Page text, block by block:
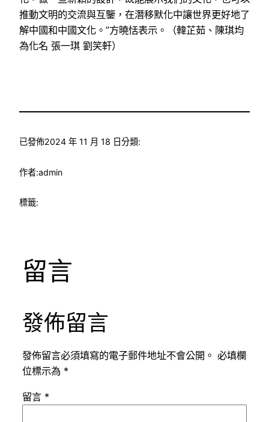
推動文明的交流與互鑒，在潛移默化中讓世界更好地了
解中國和中國文化。”方曉恬表示。（韓芷茹、陳琪均
為化名 張一琪 劉笑軒）
已發佈2024 年 11 月 18 日分類:
作者:admin
標籤:
留言
發佈留言
發佈留言必須填寫的電子郵件地址不會公開。 必填欄
位標示為 *
留言 *